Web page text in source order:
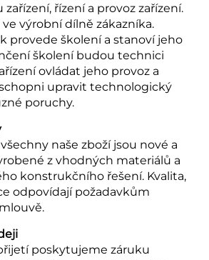
řízení a provoz zařízení.
výrobní dílně zákazníka.
provede školení a stanoví jeho
školení budou technici
ovládat jeho provoz a
upravit technologický
poruchy.
naše zboží jsou nové a
z vhodných materiálů a
konstrukčního řešení. Kvalita,
odpovídají požadavkům
poskytujeme záruku